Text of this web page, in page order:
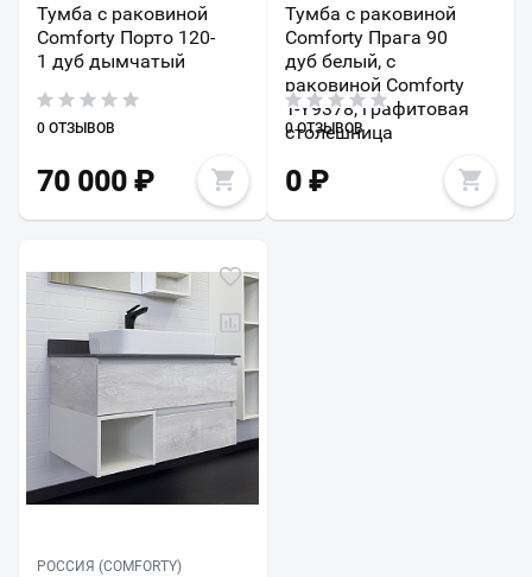
Тумба с раковиной
Comforty Порто 120-
1 дуб дымчатый
0 ОТЗЫВОВ
70 000 ₽
Тумба с раковиной
Comforty Прага 90
дуб белый, с
раковиной Comforty
T-Y9378, графитовая
столешница
0 ОТЗЫВОВ
0₽
РОССИЯ (COMFORTY)